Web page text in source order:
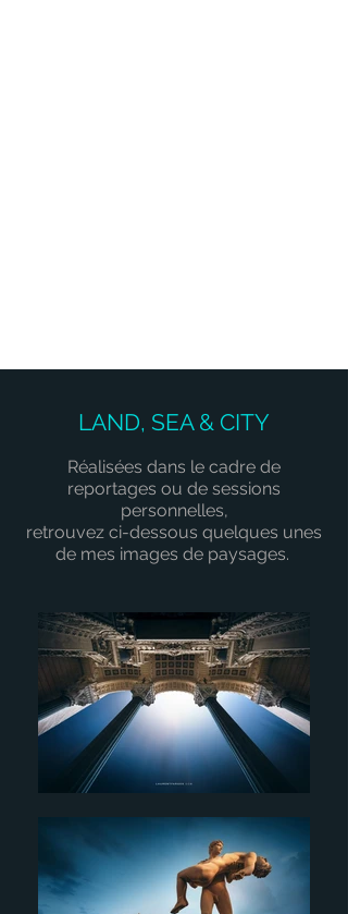
LAND, SEA & CITY
Réalisées dans le cadre de
reportages ou de sessions
personnelles,
retrouvez ci-dessous quelques unes
de mes images de paysages.